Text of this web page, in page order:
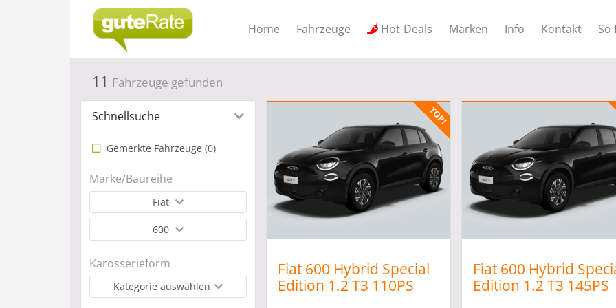
Home Fahrzeuge Hot-Deals Marken Info Kontakt So
11 Fahrzeuge gefunden
Schnellsuche
Gemerkte Fahrzeuge (0)
Marke/Baureihe
Fiat
600
Karosserieform
Kategorie auswählen
Fiat 600 Hybrid Special
Edition 1.2 T3 110PS
Fiat 600 Hybrid
Edition 1.2 T3 145PS